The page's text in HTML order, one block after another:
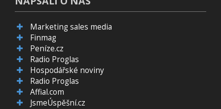
Marketing sales media
Finmag
Peníze.cz
Radio Proglas
Hospodářské noviny
Radio Proglas
Affial.com
JsmeÚspěšní.cz